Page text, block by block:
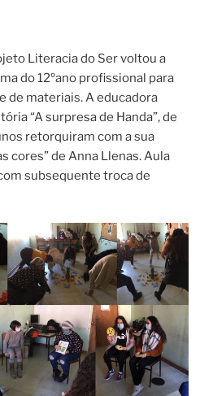
Literacia do Ser voltou a
do 12ºano profissional para
de materiais. A educadora
“A surpresa de Handa”, de
retorquiram com a sua
cores” de Anna Llenas. Aula
subsequente troca de